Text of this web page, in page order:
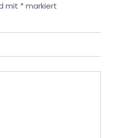
mit * markiert